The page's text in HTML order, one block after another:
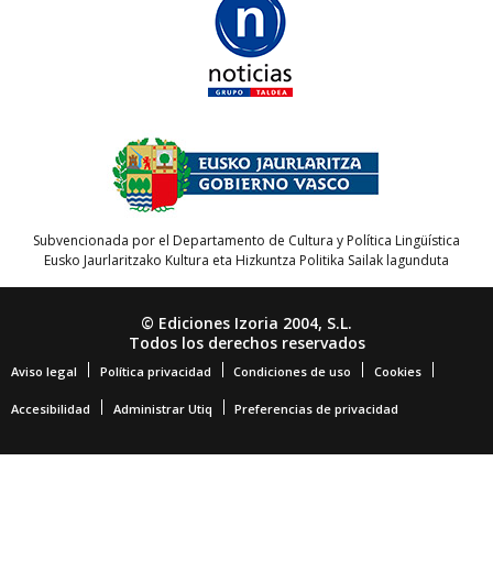
Subvencionada por el Departamento de Cultura y Política Lingüística
Eusko Jaurlaritzako Kultura eta Hizkuntza Politika Sailak lagunduta
© Ediciones Izoria 2004, S.L.
Todos los derechos reservados
Aviso legal Política privacidad Condiciones de uso Cookies
Accesibilidad Administrar Utiq Preferencias de privacidad